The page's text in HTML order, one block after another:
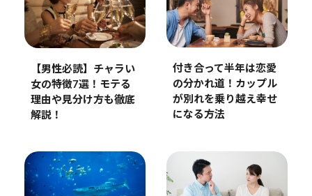
【男性必読】チャラい
女の特徴7選！モテる
理由や見分け方も徹底
解説！
付き合って半年は恋愛
の分かれ道！カップル
が別れを乗り越え幸せ
になる方法